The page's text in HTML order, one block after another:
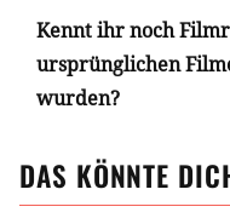
Kennt ihr noch
ursprünglichen
wurden?
DAS KÖNNTE